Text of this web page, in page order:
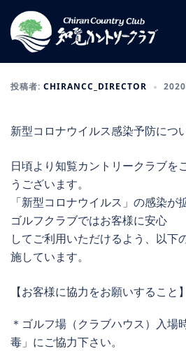
ン
投稿者: CHIRANCC_DIRECTOR
新型コロナウイルス感染予防につ
日頃より知覧カントリークラブを
うございます。
「新型コロナウイルス」の感染
ゴルフクラブではお客様に安心
してご利用いただけるよう、以下
施しています。
【お客様に協力をお願いすること】
＊ゴルフ場（クラブハウス）入場
毒」にご協力下さい。